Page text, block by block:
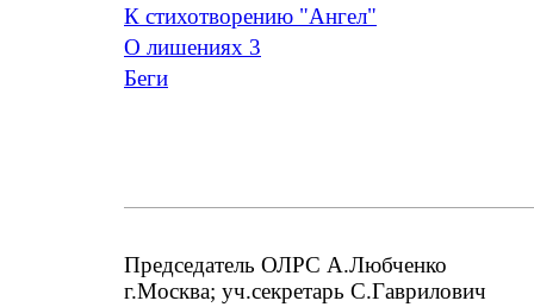
К стихотворению "Ангел"
О лишениях 3
Беги
Председатель ОЛРС А.Любченко
г.Москва; уч.секретарь С.Гаврилович